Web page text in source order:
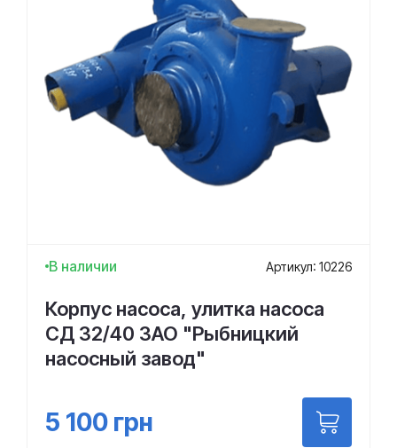
В наличии Артикул: 10226
Корпус насоса, улитка насоса
СД 32/40 ЗАО "Рыбницкий
насосный завод"
5 100 грн